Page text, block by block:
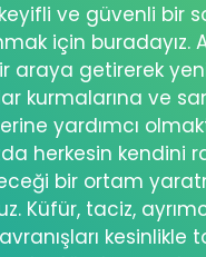
keyifli ve güvenli bir
için buradayız.
araya getirerek
kurmalarına ve
yardımcı
herkesin kendini
bir ortam
Küfür, taciz,
kesinlikle